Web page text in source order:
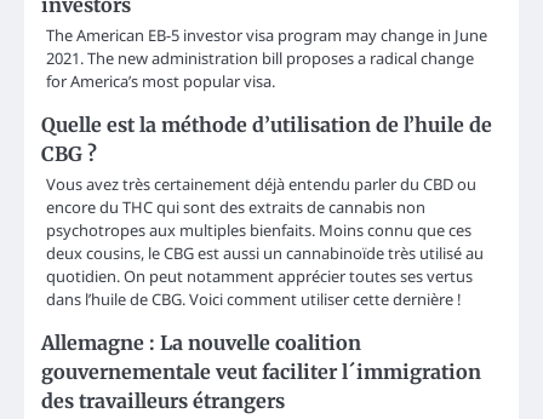
investors
The American EB-5 investor visa program may change in June
2021. The new administration bill proposes a radical change
for America’s most popular visa.
Quelle est la méthode d’utilisation de l’huile de
CBG ?
Vous avez très certainement déjà entendu parler du CBD ou
encore du THC qui sont des extraits de cannabis non
psychotropes aux multiples bienfaits. Moins connu que ces
deux cousins, le CBG est aussi un cannabinoïde très utilisé au
quotidien. On peut notamment apprécier toutes ses vertus
dans l’huile de CBG. Voici comment utiliser cette dernière !
Allemagne : La nouvelle coalition
gouvernementale veut faciliter l´immigration
des travailleurs étrangers